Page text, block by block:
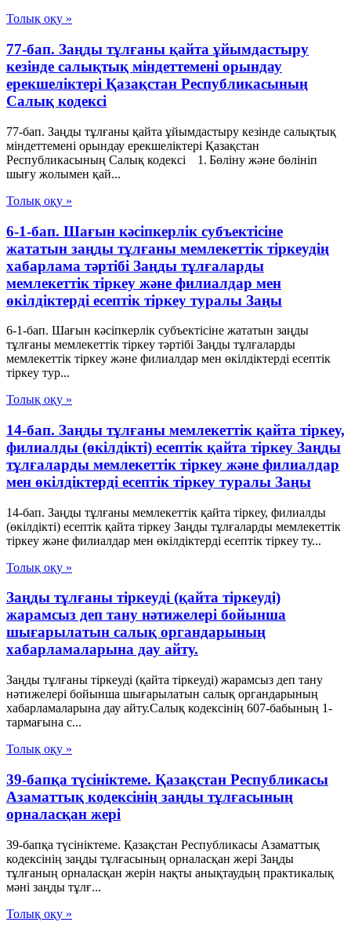
Толық оқу »
77-бап. Заңды тұлғаны қайта ұйымдастыру
кезінде салықтық міндеттемені орындау
ерекшеліктері Қазақстан Республикасының
Салық кодексі
77-бап. Заңды тұлғаны қайта ұйымдастыру кезінде салықтық
міндеттемені орындау ерекшеліктері Қазақстан
Республикасының Салық кодексі 1. Бөліну және бөлініп
шығу жолымен қай...
Толық оқу »
6-1-бап. Шағын кәсіпкерлік субъектісіне
жататын заңды тұлғаны мемлекеттік тіркеудің
хабарлама тәртібі Заңды тұлғаларды
мемлекеттік тіркеу және филиалдар мен
өкілдіктерді есептік тіркеу туралы Заңы
6-1-бап. Шағын кәсіпкерлік субъектісіне жататын заңды
тұлғаны мемлекеттік тіркеу тәртібі Заңды тұлғаларды
мемлекеттік тіркеу және филиалдар мен өкілдіктерді есептік
тіркеу тур...
Толық оқу »
14-бап. Заңды тұлғаны мемлекеттік қайта тіркеу,
филиалды (өкілдікті) есептік қайта тіркеу Заңды
тұлғаларды мемлекеттік тіркеу және филиалдар
мен өкілдіктерді есептік тіркеу туралы Заңы
14-бап. Заңды тұлғаны мемлекеттік қайта тіркеу, филиалды
(өкілдікті) есептік қайта тіркеу Заңды тұлғаларды мемлекеттік
тіркеу және филиалдар мен өкілдіктерді есептік тіркеу ту...
Толық оқу »
Заңды тұлғаны тіркеуді (қайта тіркеуді)
жарамсыз деп тану нәтижелері бойынша
шығарылатын салық органдарының
хабарламаларына дау айту.
Заңды тұлғаны тіркеуді (қайта тіркеуді) жарамсыз деп тану
нәтижелері бойынша шығарылатын салық органдарының
хабарламаларына дау айту.Салық кодексінің 607-бабының 1-
тармағына с...
Толық оқу »
39-бапқа түсініктеме. Қазақстан Республикасы
Азаматтық кодексінің заңды тұлғасының
орналасқан жері
39-бапқа түсініктеме. Қазақстан Республикасы Азаматтық
кодексінің заңды тұлғасының орналасқан жері Заңды
тұлғаның орналасқан жерін нақты анықтаудың практикалық
мәні заңды тұлғ...
Толық оқу »